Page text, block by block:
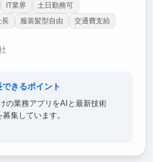
IT業界
土日勤務可
長 服装髪型自由 交通費支給
きるポイント
の業務アプリをAIと最新技術
集しています。